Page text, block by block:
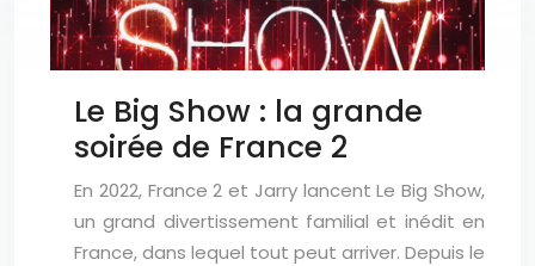
Le Big Show : la grande
soirée de France 2
En 2022, France 2 et Jarry lancent Le Big Show,
un grand divertissement familial et inédit en
France, dans lequel tout peut arriver. Depuis le